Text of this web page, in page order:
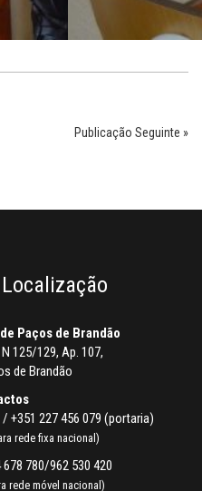
Publicação Seguinte »
Paços de Brandão
125/129, Ap. 107,
de Brandão
+351 227 456 079 (portaria)
rede fixa nacional)
780/962 530 420
rede móvel nacional)